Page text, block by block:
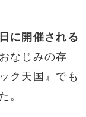
に開催される
なじみの存
ク天国』でも
。